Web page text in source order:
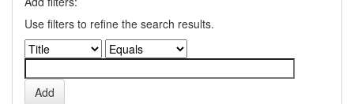
Use filters to refine the search results.